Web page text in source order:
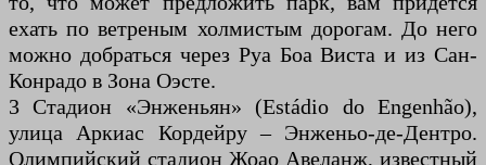
ехать по ветреным холмистым дорогам. До него
можно добраться через Руа Боа Виста и из Сан-
Конрадо в Зона Оэсте.
3 Стадион «Энженьян» (Estádio do Engenhão),
улица Аркиас Кордейру – Энженьо-де-Дентро.
Олимпийский стадион Жоао Авеланж, известный